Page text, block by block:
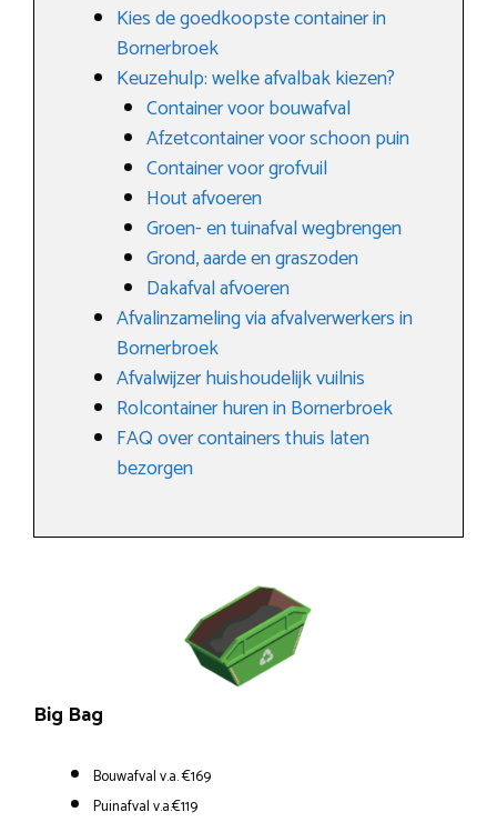
Kies de goedkoopste container in
Bornerbroek
Keuzehulp: welke afvalbak kiezen?
Container voor bouwafval
Afzetcontainer voor schoon puin
Container voor grofvuil
Hout afvoeren
Groen- en tuinafval wegbrengen
Grond, aarde en graszoden
Dakafval afvoeren
Afvalinzameling via afvalverwerkers in
Bornerbroek
Afvalwijzer huishoudelijk vuilnis
Rolcontainer huren in Bornerbroek
FAQ over containers thuis laten
bezorgen
Big Bag
Bouwafval v.a. €169
Puinafval v.a.€119